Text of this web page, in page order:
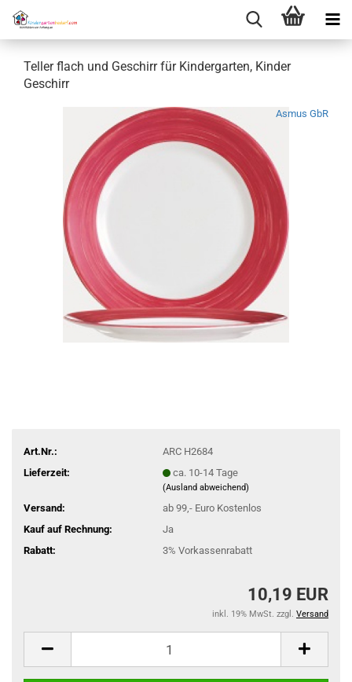
Teller flach und Geschirr für Kindergarten, Kinder
Geschirr
Asmus GbR
Art.Nr.:
ARC H2684
Lieferzeit:
ca. 10-14 Tage
(Ausland abweichend)
Versand:
ab 99,- Euro Kostenlos
Kauf auf Rechnung:
Ja
Rabatt:
3% Vorkassenrabatt
10,19 EUR
inkl. 19% MwSt. zzgl. Versand